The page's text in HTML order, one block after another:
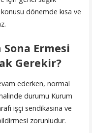
dönemde kısa ve
Sona Ermesi
Gerekir?
ederken, normal
durumu Kurum
işçi sendikasına ve
zorunludur.